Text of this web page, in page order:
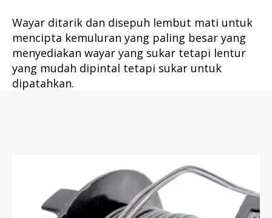
Wayar ditarik dan disepuh lembut mati untuk
mencipta kemuluran yang paling besar yang
menyediakan wayar yang sukar tetapi lentur
yang mudah dipintal tetapi sukar untuk
dipatahkan.